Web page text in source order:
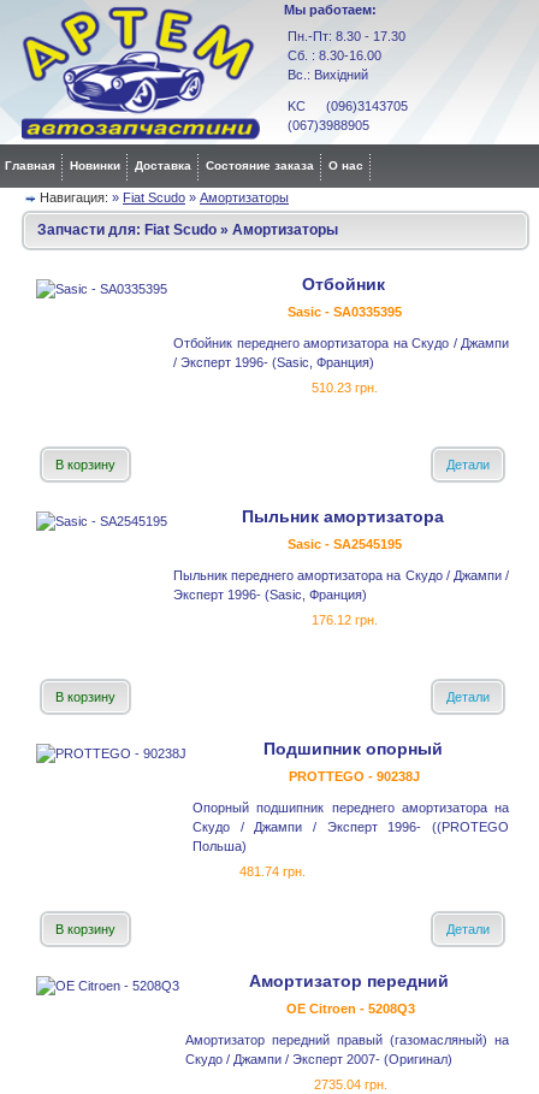
Мы работаем:
Пн.-Пт: 8.30 - 17.30
Сб. : 8.30-16.00
Вс.: Вихідний
KC (096)3143705
(067)3988905
Главная Новинки Доставка Состояние заказа О нас
Навигация: » Fiat Scudo » Амортизаторы
Запчасти для: Fiat Scudo » Амортизаторы
Отбойник
Sasic - SA0335395
Отбойник переднего амортизатора на Скудо / Джампи
/ Эксперт 1996- (Sasic, Франция)
510.23 грн.
В корзину Детали
Пыльник амортизатора
Sasic - SA2545195
Пыльник переднего амортизатора на Скудо / Джампи /
Эксперт 1996- (Sasic, Франция)
176.12 грн.
В корзину Детали
Подшипник опорный
PROTTEGO - 90238J
Опорный подшипник переднего амортизатора на
Скудо / Джампи / Эксперт 1996- ((PROTEGO
Польша)
481.74 грн.
В корзину Детали
Амортизатор передний
OE Citroen - 5208Q3
Амортизатор передний правый (газомасляный) на
Скудо / Джампи / Эксперт 2007- (Оригинал)
2735.04 грн.